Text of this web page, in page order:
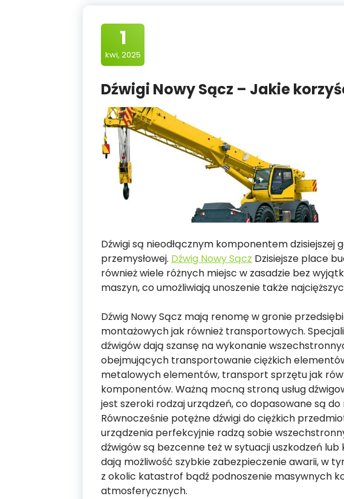
1
kwi, 2025
Dźwigi Nowy Sącz – Jakie
Dźwigi są nieodłącznym komponentem dzisiejszej
przemysłowej. Dźwig Nowy Sącz Dzisiejsze place
również wiele różnych miejsc w zasadzie bez
maszyn, co umożliwiają unoszenie także
Dźwig Nowy Sącz mają renomę w gronie
montażowych jak również transportowych.
dźwigów dają szansę na wykonanie
obejmujących transportowanie ciężkich
metalowych elementów, transport sprzętu jak
komponentów. Ważną mocną stroną usług
jest szeroki rodzaj urządzeń, co dopasowane są
Równocześnie potężne dźwigi do ciężkich
urządzenia perfekcyjnie radzą sobie
dźwigów są bezcenne też w sytuacji uszkodzeń lub
dają możliwość szybkie zabezpieczenie awarii, w
z okolic katastrof bądź podnoszenie masywnych
atmosferycznych.